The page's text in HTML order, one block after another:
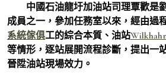
中國石油龍圩加油站司理覃歡是
成員之一，參加任務室以來，經由過
系統傢俱工的綜合本質、油站
等情形，逐站展開流程診斷，提出一
晉陞油站現場效力。